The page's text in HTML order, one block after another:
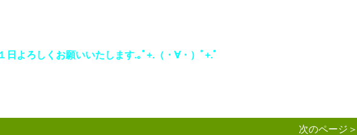
日よろしくお願いいたします.｡ﾟ+.（・∀・）ﾟ+.ﾟ
次のページ＞